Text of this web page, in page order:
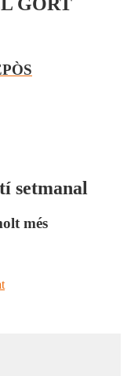
setmanal
més